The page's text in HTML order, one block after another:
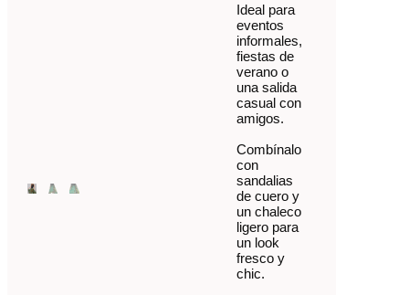
Ideal para
eventos
informales,
fiestas de
verano o
una salida
casual con
amigos.
Combínalo
con
sandalias
de cuero y
un chaleco
ligero para
un look
fresco y
chic.